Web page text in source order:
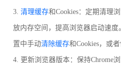
3. 清理缓存和Cookies：定期清理
放内存空间，提高浏览器启动速度
置中手动清除缓存和Cookies，或
4. 更新浏览器版本：保持Chrome